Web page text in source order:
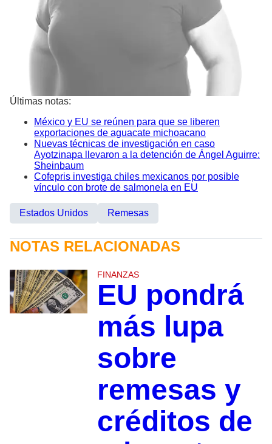
Últimas notas:
México y EU se reúnen para que se liberen
exportaciones de aguacate michoacano
Nuevas técnicas de investigación en caso
Ayotzinapa llevaron a la detención de Ángel Aguirre:
Sheinbaum
Cofepris investiga chiles mexicanos por posible
vínculo con brote de salmonela en EU
Estados Unidos Remesas
NOTAS RELACIONADAS
FINANZAS
EU pondrá
más lupa
sobre
remesas y
créditos de